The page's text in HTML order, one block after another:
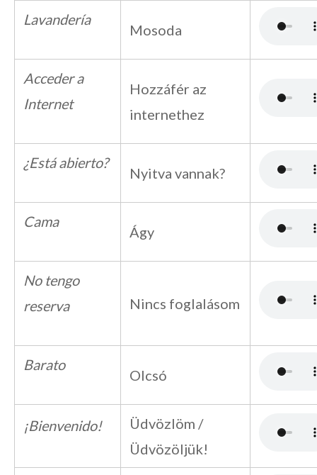
Lavandería
Mosoda
Acceder a
Internet
Hozzáfér az
internethez
¿Está abierto?
Nyitva vannak?
Cama
Ágy
No tengo
reserva
Nincs foglalásom
Barato
Olcsó
¡Bienvenido!
Üdvözlöm /
Üdvözöljük!